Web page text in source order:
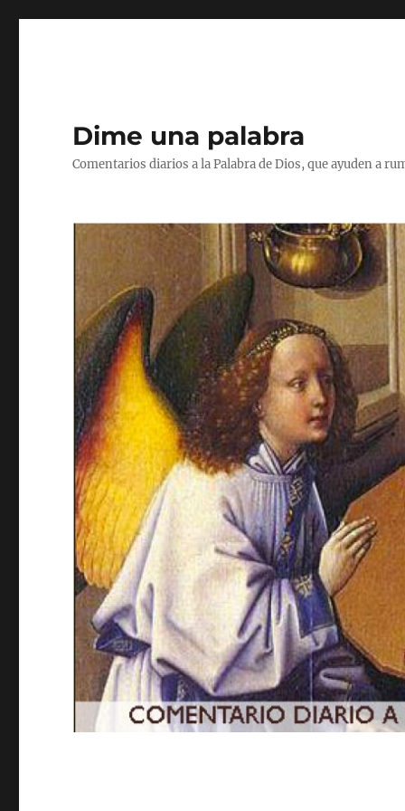
Dime una palabra
Comentarios diarios a la Palabra de Dios, que ayuden a